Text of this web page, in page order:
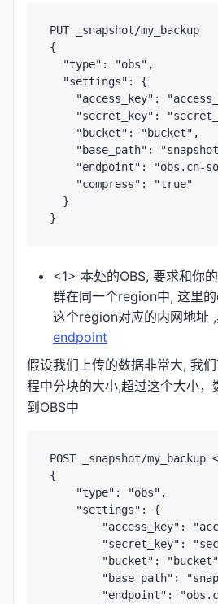
PUT _snapshot/my_backup
{
  "type": "obs",
  "settings": {
"access_key":
"secret_key":
    "bucket": "bucket",
"base_path":
"endpoint": "obs.cn-
    "compress": "true"
  }
<1> 本处的OBS, 要求和你
群在同一个region中, 这里
这个region对应的内网地址
endpoint
假设我们上传的数据非常大, 我
程中分块的大小,超过这个大小，
到OBS中
POST _snapshot/my_backup
{
    "type": "obs",
    "settings": {
"access_key":
"secret_key":
"bucket":
"base_path":
"endpoint":